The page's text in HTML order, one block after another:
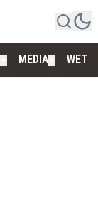
MEDIA